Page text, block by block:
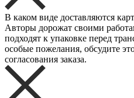
В каком виде доставляются
Авторы дорожат своими
подходят к упаковке перед
особые пожелания, обсудите
согласования заказа.